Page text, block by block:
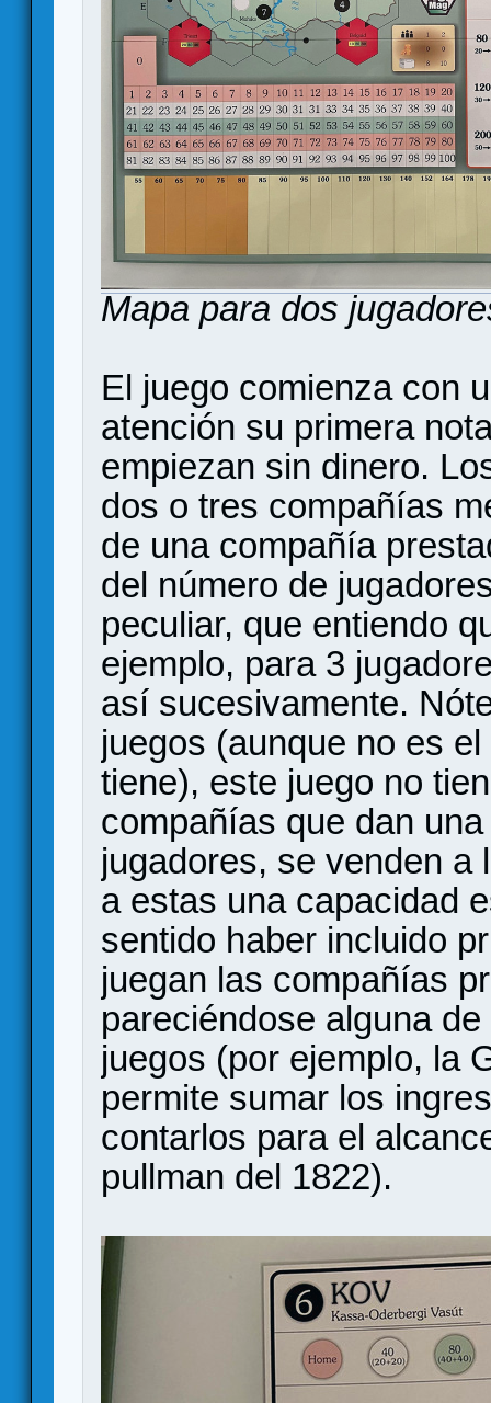
Mapa para dos
El juego comienza con
atención su primera
empiezan sin dinero.
dos o tres compañías
de una compañía
del número de
peculiar, que entiendo
ejemplo, para 3
así sucesivamente.
juegos (aunque no es
tiene), este juego no
compañías que dan
jugadores, se venden
a estas una capacidad
sentido haber incluido
juegan las compañías
pareciéndose alguna
juegos (por ejemplo, la
permite sumar los
contarlos para el
pullman del 1822).